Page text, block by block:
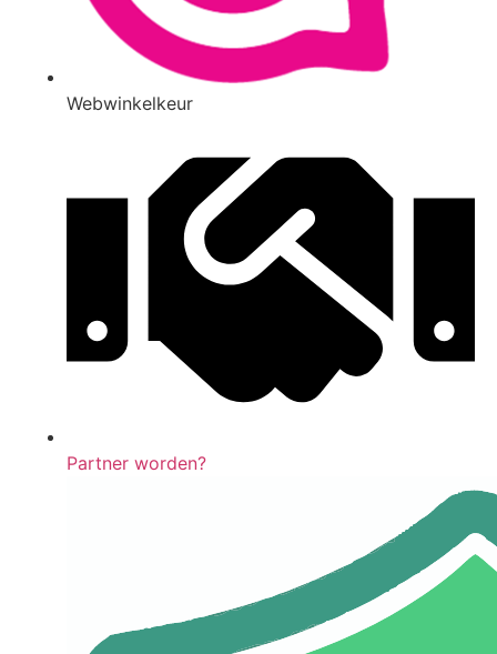
Webwinkelkeur
Partner worden?